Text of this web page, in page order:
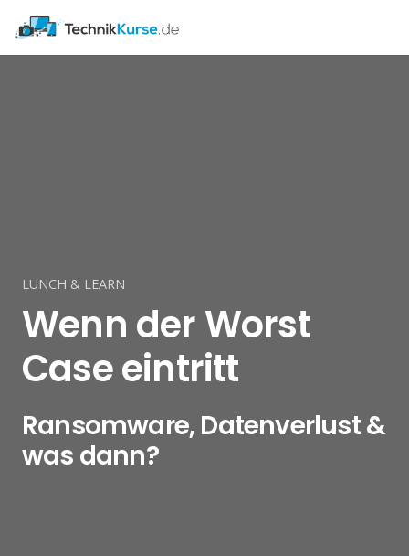
LUNCH & LEARN
Wenn der Worst
Case eintritt
Ransomware, Datenverlust &
was dann?